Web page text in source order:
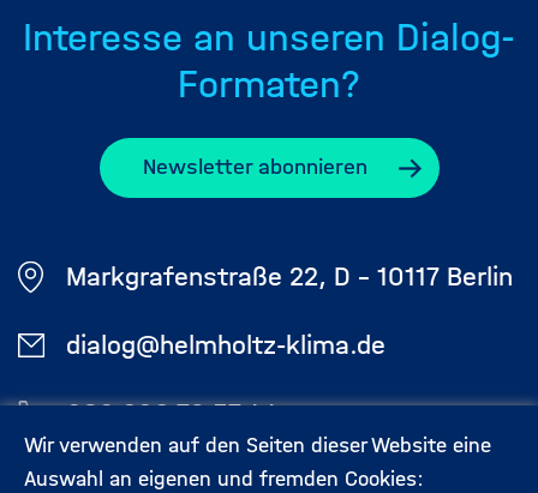
Wir verwenden auf den Seiten dieser Website eine
Auswahl an eigenen und fremden Cookies:
Interesse an unseren Dialog-
Formaten?
Newsletter abonnieren
Markgrafenstraße 22, D - 10117 Berlin
dialog@helmholtz-klima.de
030 206 79 57 44